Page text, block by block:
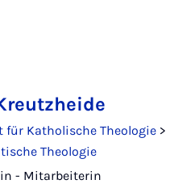
für Katholische Theologie >
Theologie
- Mitarbeiterin